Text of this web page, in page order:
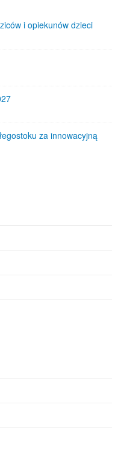
i opiekunów dzieci
za innowacyjną